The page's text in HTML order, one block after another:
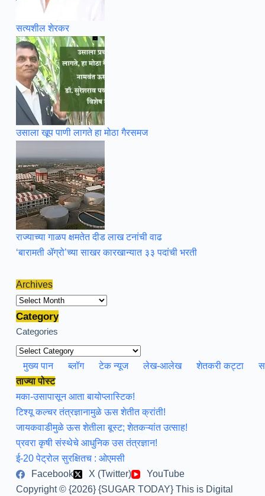
सत्यशील शेरकर
उसाला खूप पाणी लागते हा मोठा गैरसमज
राज्याच्या गाळप क्षमतेत दीड लाख टनांची वाढ
‘बारामती ॲग्रो’च्या साखर कारखान्यात ३३ पदांची भरती
Archives
Archives
Category
Categories
मुख्य पान ब्लॉग टेक न्यूज लेख-आलेख शेतकरी कट्टा
ताज्या पोस्ट
मका-उसापासून आता बायोप्लास्टिक!
टिश्यू कल्चर तंत्रज्ञानामुळे ऊस शेतीत क्रांती!
जायकवाडीमुळे ऊस शेतीला बूस्ट; शेतकऱ्यांत उत्साह!
प्रवरा कृषी संस्थेचे आधुनिक उस तंत्रज्ञान!
ई-20 पेट्रोल सुरक्षितच : ओएमसी
Facebook
X (Twitter)
YouTube
Copyright © {2026} {SUGAR TODAY} This is Digital